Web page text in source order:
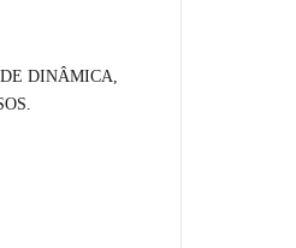
DINÂMICA,